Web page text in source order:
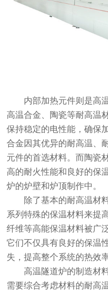
内部加热元件则是高温
高温合金、陶瓷等耐高温
保持稳定的电性能，确保
合金因其优异的耐高温、
元件的首选材料。而陶瓷
高的耐火性能和良好的保
炉的炉壁和炉顶制作中。
除了基本的耐高温材料
系列特殊的保温材料来提
纤维等高能保温材料被广
它们不仅具有良好的保温
失，提高整个系统的热效率
高温隧道炉的制造材料
需要综合考虑材料的耐高